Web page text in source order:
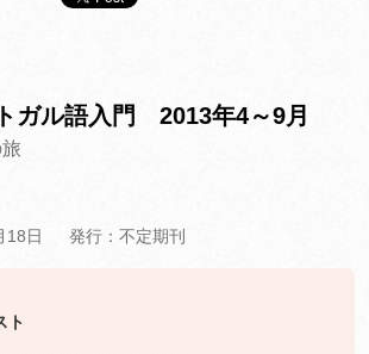
ガル語入門 2013年4～9月
日 発行：不定期刊
ト